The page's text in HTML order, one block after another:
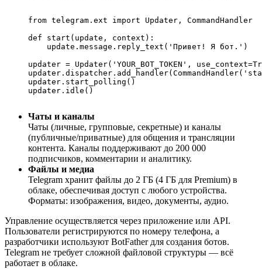
from telegram.ext import Updater, CommandHandler
def start(update, context):
    update.message.reply_text('Привет! Я бот.')
updater = Updater('YOUR_BOT_TOKEN',
updater.start_polling()
updater.idle()
Чаты и каналы
Чаты (личные, групповые, секретные) и каналы
(публичные/приватные) для общения и трансляции
контента. Каналы поддерживают до 200 000
подписчиков, комментарии и аналитику.
Файлы и медиа
Telegram хранит файлы до 2 ГБ (4 ГБ для Premium) в
облаке, обеспечивая доступ с любого устройства.
Форматы: изображения, видео, документы, аудио.
Управление осуществляется через приложение или API.
Пользователи регистрируются по номеру телефона, а
разработчики используют BotFather для создания ботов.
Telegram не требует сложной файловой структуры — всё
работает в облаке.